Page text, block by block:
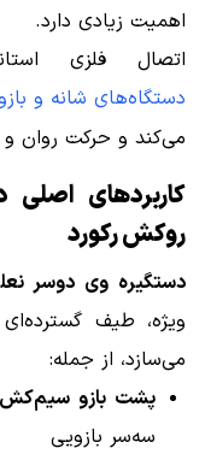
اهمیت زیادی دارد.
اتصال فلزی
دستگاه‌های شانه و
می‌کند و حرکت روان
کاربردهای
روکش رکورد
دستگیره وی دوسر
ویژه، طیف گسترده‌ای
می‌سازد، از جمله:
پشت بازو سیم‌کش
سه‌سر بازویی